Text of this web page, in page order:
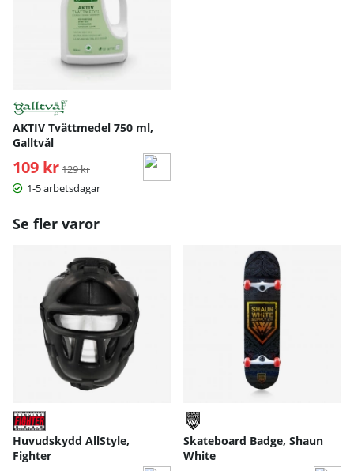
AKTIV Tvättmedel 750 ml,
Galltvål
109 kr Ordinarie pris:
129 kr
1-5 arbetsdagar
Se fler varor
Huvudskydd AllStyle,
Fighter
Skateboard Badge, Shaun
White